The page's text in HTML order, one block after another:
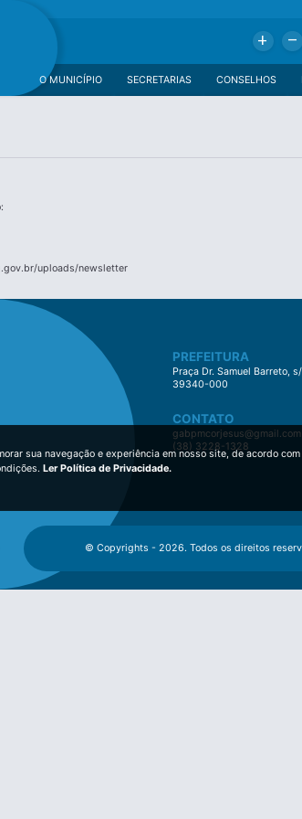
Add Remove
CONSELHOS
SECRETARIAS
O MUNICÍPIO
uploads/newsletter
PREFEITURA
Praça Dr. Samuel Barreto,
39340-000
CONTATO
gabpmcorjesus@gmail.com
(38) 3228-1328
© Copyrights - 2026. Todos os direitos
sua navegação e experiência em nosso site, de acordo
Ler Política de Privacidade.